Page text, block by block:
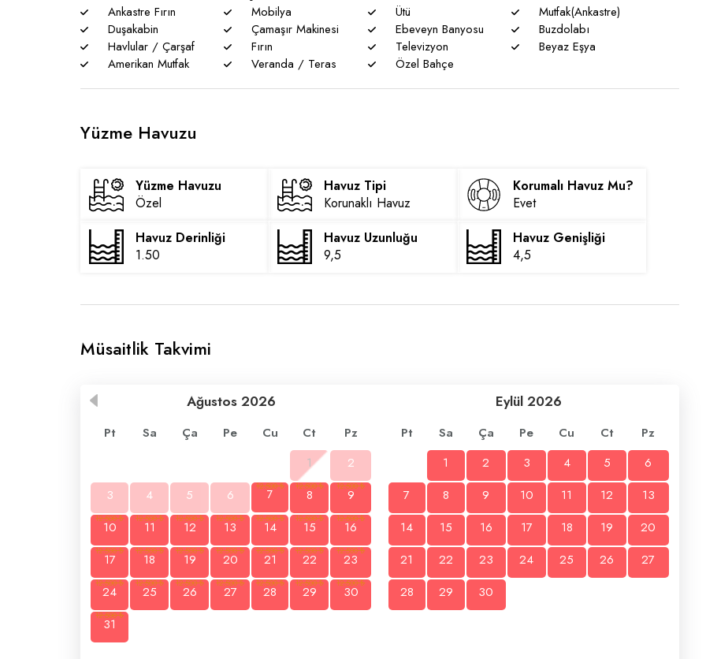
Ankastre Fırın
Mobilya Ütü
Mutfak(Ankastre)
Duşakabin
Çamaşır Makinesi Ebeveyn Banyosu
Buzdolabı
Havlular / Çarşaf
Fırın Televizyon
Beyaz Eşya
Amerikan Mutfak
Veranda / Teras Özel Bahçe
Yüzme Havuzu
Yüzme Havuzu
Özel
Havuz Tipi
Korunaklı Havuz
Korumalı Havuz Mu?
Evet
Havuz Derinliği
1.50
Havuz Uzunluğu
9,5
Havuz Genişliği
4,5
Müsaitlik Takvimi
Ağustos 2026
Pt Sa Ça Pe Cu Ct
Pz
1
2
3
4 5 6 7 8
9
10
11 12 13 14 15
16
17
18 19 20 21 22
23
24
25 26 27 28 29
30
31
Eylül 2026
Pt Sa Ça Pe Cu Ct
Pz
1
2 3 4 5
6
7
8 9 10 11 12
13
14
15 16 17 18 19
20
21
22 23 24 25 26
27
28
29 30